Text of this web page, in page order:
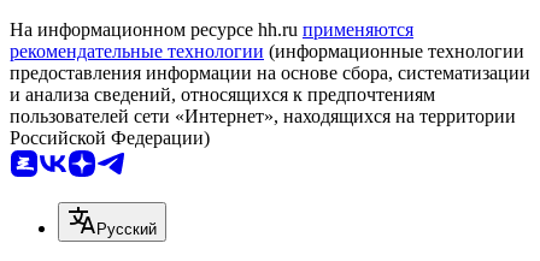
На информационном ресурсе hh.ru применяются
рекомендательные технологии (информационные технологии
предоставления информации на основе сбора, систематизации
и анализа сведений, относящихся к предпочтениям
пользователей сети «Интернет», находящихся на территории
Российской Федерации)
Русский